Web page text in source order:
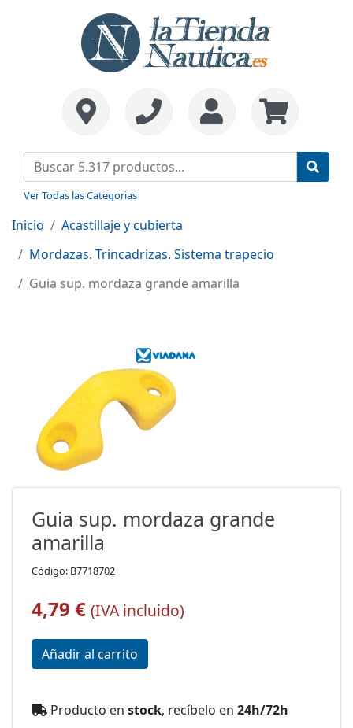
Ver Todas las Categorias
Inicio
Acastillaje y cubierta
Mordazas. Trincadrizas. Sistema trapecio
Guia sup. mordaza grande amarilla
Guia sup. mordaza grande
amarilla
Código: B7718702
4,79 € (IVA incluido)
Producto en stock, recíbelo en 24h/72h